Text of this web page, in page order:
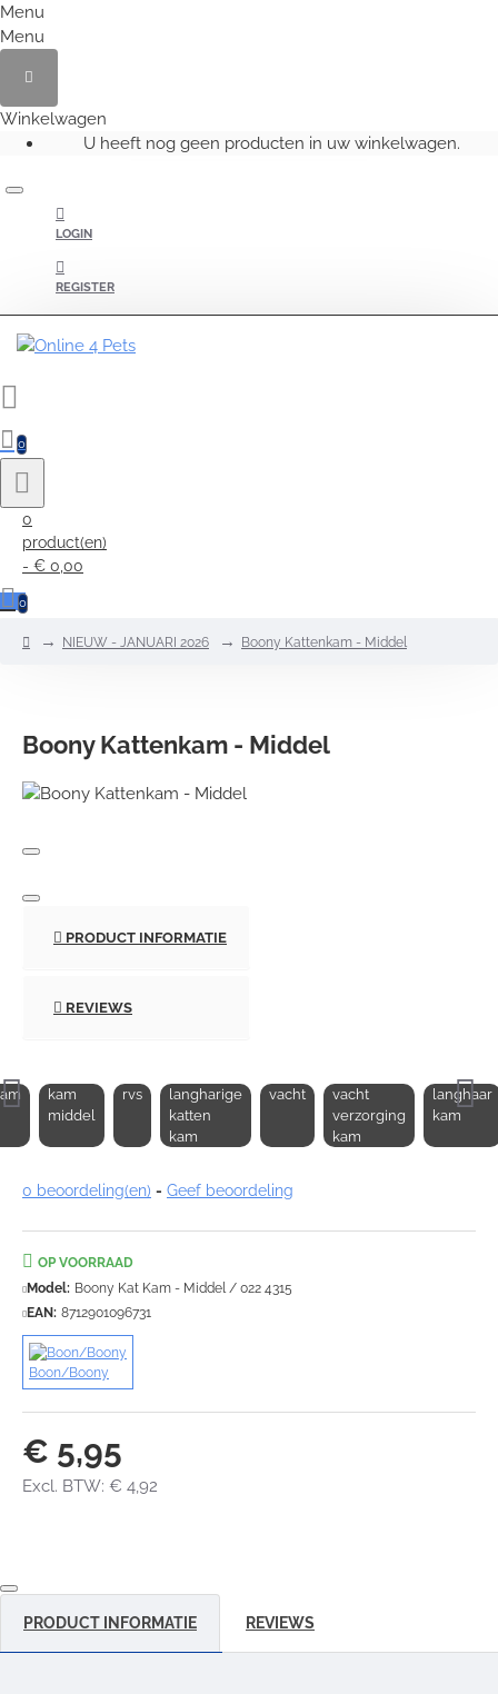
Menu
Menu
Winkelwagen
U heeft nog geen producten in uw winkelwagen.
LOGIN
REGISTER
0
0
product(en)
- € 0,00
0
homeNIEUW - JANUARI 2026 Boony Kattenkam - Middel
Boony Kattenkam - Middel
PRODUCT INFORMATIE
REVIEWS
kam
middel
rvs
langharige
katten
kam
vacht
vacht
verzorging
kam
langhaar
kam
0 beoordeling(en) - Geef beoordeling
€ 5,95
Excl. BTW: € 4,92
OP VOORRAAD
Model: Boony Kat Kam - Middel / 022 4315
EAN: 8712901096731
Boon/Boony
PRODUCT INFORMATIE REVIEWS